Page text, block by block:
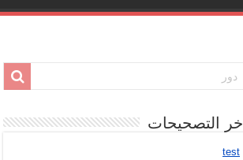
اخر التصحيحات
test